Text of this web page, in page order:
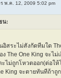
พ.ค. 12, 2009 5:02 pm
น:
อิสระไม่สังกัดทีมใด
ง The One King จะไ
ะไม่ถูกโหวตออก(ต่อใ
King จะตายทันทีถ้าถู